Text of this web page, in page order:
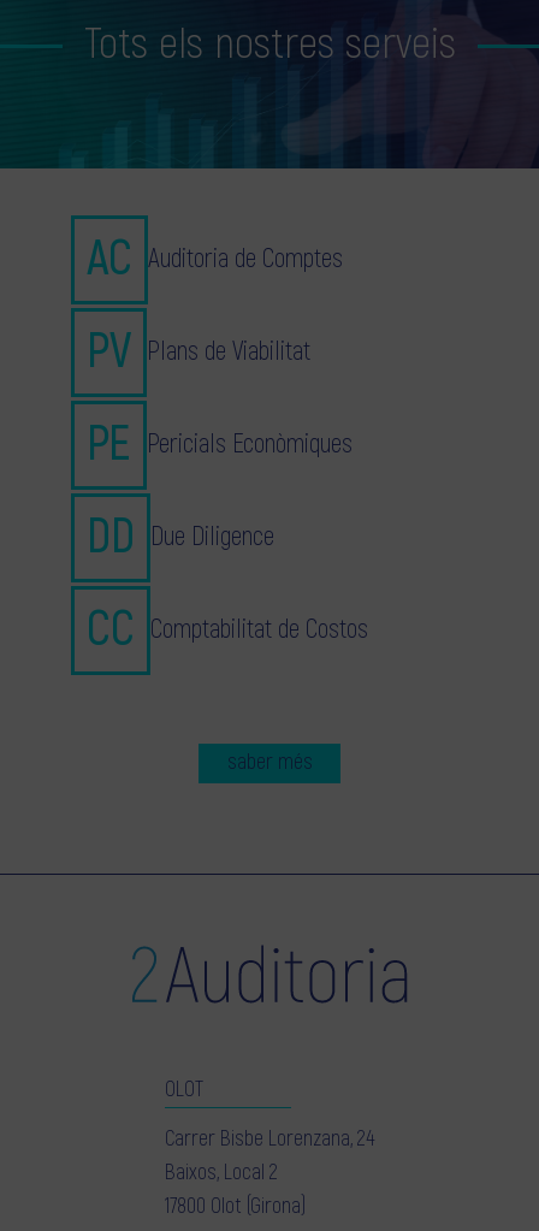
Tots els nostres serveis
Auditoria de Comptes
Plans de Viabilitat
Pericials Econòmiques
Due Diligence
Comptabilitat de Costos
saber més
OLOT
Carrer Bisbe Lorenzana, 24
Baixos, Local 2
17800 Olot (Girona)